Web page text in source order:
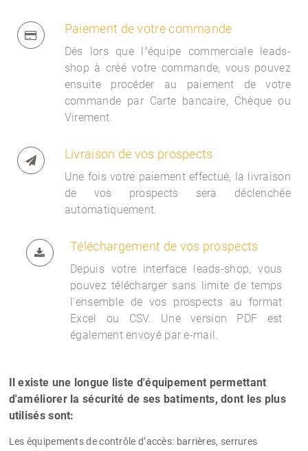
Paiement de votre commande
Dès lors que l"équipe commerciale leads-
shop à créé votre commande, vous pouvez
ensuite procéder au paiement de votre
commande par Carte bancaire, Chèque ou
Virement.
Livraison de vos prospects
Une fois votre paiement effectué, la livraison
de vos prospects sera déclenchée
automatiquement.
Téléchargement de vos prospects
Depuis votre interface leads-shop, vous
pouvez télécharger sans limite de temps
l'ensemble de vos prospects au format
Excel ou CSV. Une version PDF est
également envoyé par e-mail.
Il existe une longue liste d'équipement permettant
d'améliorer la sécurité de ses batiments, dont les plus
utilisés sont:
Les équipements de contrôle d’accès: barrières, serrures